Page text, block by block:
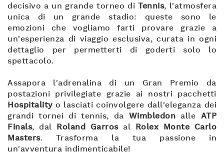
decisivo a un grande torneo di
Tennis, l'atmosfera
unica di un grande stadio: queste sono le
emozioni che vogliamo farti provare grazie a
un'esperienza di viaggio esclusiva, curata in ogni
dettaglio per permetterti di goderti solo lo
spettacolo.
Assapora l'adrenalina di un Gran Premio da
postazioni privilegiate grazie ai nostri pacchetti
Hospitalityo lasciati coinvolgere dall'eleganza dei
grandi tornei di tennis, da Wimbledon alle ATP
Finals, dal Roland Garrosal
Rolex Monte Carlo
Masters. Trasforma la tua passione in
un'avventura indimenticabile!